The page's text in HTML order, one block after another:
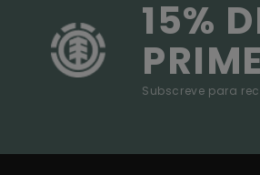
15%
Subscreve para